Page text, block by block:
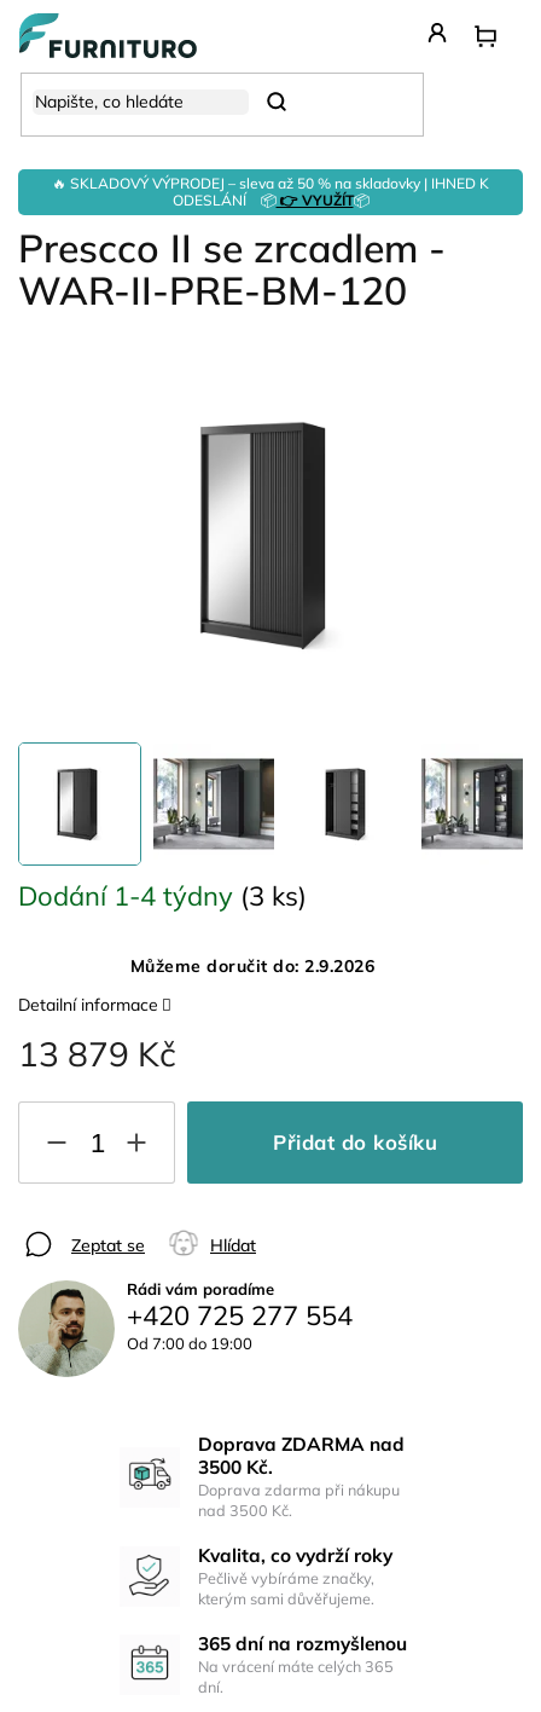
Přejít
obsah
🔥 SKLADOVÝ VÝPRODEJ – sleva až 50 % na skladovky | IHNED K
ODESLÁNÍ 📦👉 VYUŽÍT📦
Hledat
Prescco II se zrcadlem -
WAR-II-PRE-BM-120
13 879 Kč
Dodání 1-4 týdny (3 ks)
Můžeme doručit do: 2.9.2026
Přidat do košíku
Detailní informace
Zeptat se Hlídat
Rádi vám poradíme
+420 725 277 554
Od 7:00 do 19:00
Doprava ZDARMA nad
3500 Kč.
Doprava zdarma při nákupu
nad 3500 Kč.
Kvalita, co vydrží roky
Pečlivě vybíráme značky,
kterým sami důvěřujeme.
365 dní na rozmyšlenou
Na vrácení máte celých 365
dní.